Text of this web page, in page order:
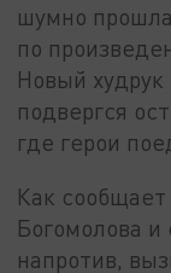
шумно
по
Новый
подвергся
где герои
Как сообщает
Богомолова и
напротив,